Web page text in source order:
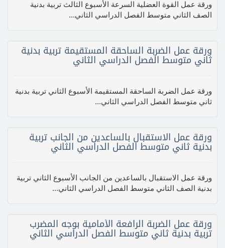
ورقة عمل القوة العضلية السرعة الأسبوع الثالث تربية بدنية
الصف الثاني متوسط الفصل الدراسي الثاني...
ورقة عمل الضربة الساحقة المستقيمة تربية بدنية
ثاني متوسط الفصل الدراسي الثاني
ورقة عمل الضربة الساحقة المستقيمة الأسبوع الثاني تربية بدنية
ثاني متوسط الفصل الدراسي الثاني...
ورقة عمل الاستقبال بالساعدين من الجانب تربية
بدنية ثاني متوسط الفصل الدراسي الثاني
ورقة عمل الاستقبال بالساعدين من الجانب الأسبوع الثاني تربية
بدنية الصف الثاني متوسط الفصل الدراسي الثاني...
ورقة عمل الضربة الرافعة الأمامية بوجه المضرب
تربية بدنية ثاني متوسط الفصل الدراسي الثاني